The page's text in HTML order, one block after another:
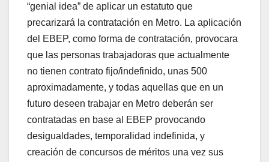
“genial idea” de aplicar un estatuto que
precarizará la contratación en Metro. La aplicación
del EBEP, como forma de contratación, provocara
que las personas trabajadoras que actualmente
no tienen contrato fijo/indefinido, unas 500
aproximadamente, y todas aquellas que en un
futuro deseen trabajar en Metro deberán ser
contratadas en base al EBEP provocando
desigualdades, temporalidad indefinida, y
creación de concursos de méritos una vez sus